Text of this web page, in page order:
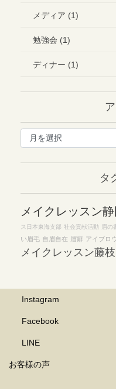
メディア (1)
勉強会 (1)
ディナー (1)
ア
イ
タ
メイクレッスン静
ス日本東海支部 社会貢献活動 眉の
い眉毛 自眉自在 眉癖 アイブロ
メイクレッスン藤枝
Instagram
Facebook
LINE
お客様の声